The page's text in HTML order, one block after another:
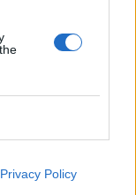
Privacy Policy